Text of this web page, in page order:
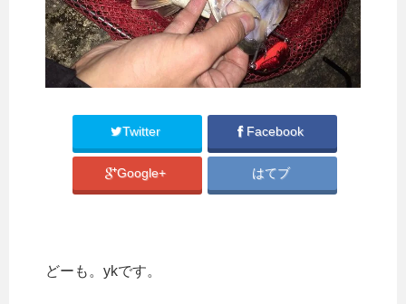
Twitter Facebook
Google+ はてブ
どーも。ykです。